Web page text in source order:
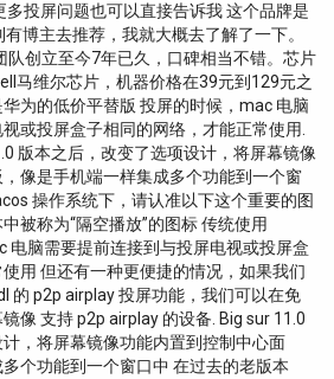
投屏问题也可以直接告诉我 这个品牌是
博主去推荐，我就大概去了解了一下。
队创立至今7年已久，口碑相当不错。芯片
马维尔芯片，机器价格在39元到129元之
为的低价平替版 投屏的时候，mac 电脑
或投屏盒子相同的网络，才能正常使用.
版本之后，改变了选项设计，将屏幕镜像
像是手机端一样集成多个功能到一个窗
操作系统下，请认准以下这个重要的图
被称为“隔空播放”的图标 传统使用
电脑需要提前连接到与投屏电视或投屏盒
用 但还有一种更便捷的情况，如果我们
的 p2p airplay 投屏功能，我们可以在免
像 支持 p2p airplay 的设备. Big sur 11.0
，将屏幕镜像功能内置到控制中心面
个功能到一个窗口中 在过去的老版本